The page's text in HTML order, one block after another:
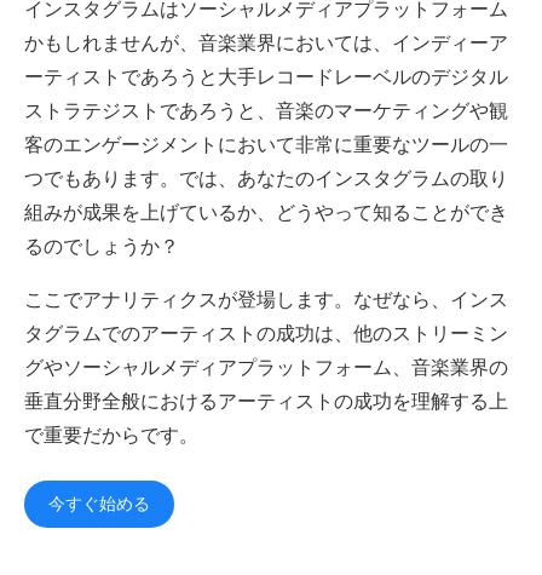
プラットフォーム
YouTube Instagram
TikTok
A&Rチーム
ブランド・パートナーシ
ップ
音楽業界の今
リソース
業界レポートを見る
ヘルプセンター
トレーニング・ハブ
インスタグラムはソーシャルメディアプラットフォーム
かもしれませんが、音楽業界においては、インディーア
ーティストであろうと大手レコードレーベルのデジタル
ストラテジストであろうと、音楽のマーケティングや観
客のエンゲージメントにおいて非常に重要なツールの一
つでもあります。では、あなたのインスタグラムの取り
組みが成果を上げているか、どうやって知ることができ
るのでしょうか？
ここでアナリティクスが登場します。なぜなら、インス
タグラムでのアーティストの成功は、他のストリーミン
グやソーシャルメディアプラットフォーム、音楽業界の
垂直分野全般におけるアーティストの成功を理解する上
で重要だからです。
今すぐ始める